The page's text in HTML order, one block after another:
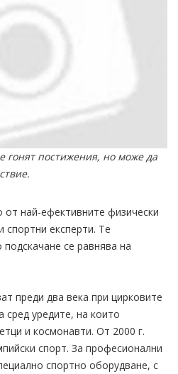
гонят постижения, но може да
от най-ефективните физически
спортни експерти. Те
се равнява на
преди два века при цирковите
сред уредите, на които
и космонавти. От 2000 г.
спорт. За професионални
спортно оборудване, с